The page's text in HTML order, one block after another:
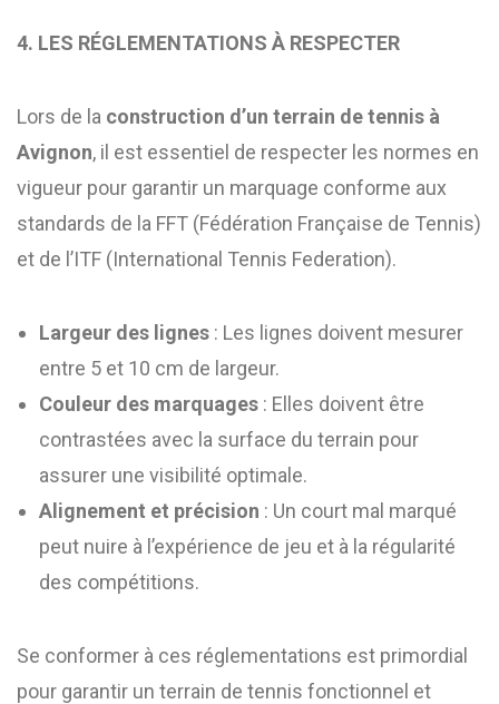
4. LES RÉGLEMENTATIONS À RESPECTER
Lors de la construction d’un terrain de tennis à
Avignon, il est essentiel de respecter les normes en
vigueur pour garantir un marquage conforme aux
standards de la FFT (Fédération Française de Tennis)
et de l’ITF (International Tennis Federation).
Largeur des lignes : Les lignes doivent mesurer
entre 5 et 10 cm de largeur.
Couleur des marquages : Elles doivent être
contrastées avec la surface du terrain pour
assurer une visibilité optimale.
Alignement et précision : Un court mal marqué
peut nuire à l’expérience de jeu et à la régularité
des compétitions.
Se conformer à ces réglementations est primordial
pour garantir un terrain de tennis fonctionnel et